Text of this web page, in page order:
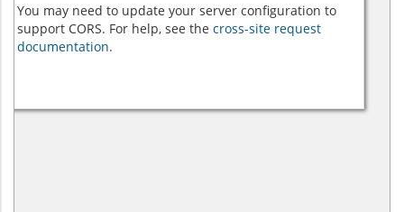
You may need to update your server configuration to
support CORS. For help, see the cross-site request
documentation.